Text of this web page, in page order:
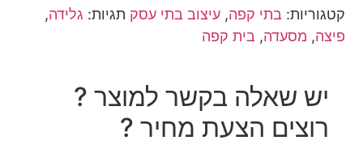
קטגוריות: בתי קפה,עיצוב בתי עסק תגיות: גלידה,
פיצה, מסעדה, בית קפה
יש שאלה בקשר למוצר ?
רוצים הצעת מחיר ?